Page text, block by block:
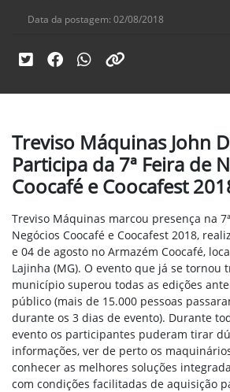
Data da postagem: 02/08/2018
Treviso Máquinas John
Participa da 7ª Feira de
Coocafé e Coocafest
Treviso Máquinas marcou presença na
Negócios Coocafé e Coocafest 2018,
e 04 de agosto no Armazém Coocafé,
Lajinha (MG). O evento que já se tornou
município superou todas as edições
público (mais de 15.000 pessoas
durante os 3 dias de evento). Durante
evento os participantes puderam tirar
informações, ver de perto os
conhecer as melhores soluções
com condições facilitadas de aquisição